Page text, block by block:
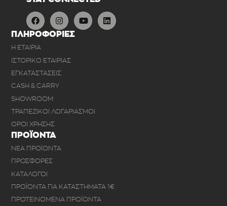
ΠΛΗΡΟΦΟΡΙΕΣ
Η ΕΤΑΙΡΙΑ
ΙΣΤΟΡΙΚΟ ΕΤΑΙΡΙΑΣ
ΕΓΚΑΤΑΣΤΑΣΕΙΣ
CASH & CARRY
SHOWROOM
ΤΡΑΠΕΖΙΚΟΙ ΛΟΓΑΡΙΑΣΜΟΙ
ΟΡΟΙ ΧΡΗΣΗΣ
ΠΡΟΪΟΝΤΑ
ΝΕΑ ΠΡΟΪΟΝΤΑ
ΠΡΟΣΦΟΡΕΣ
ΚΑΤΑΛΟΓΟΙ
ΠΡΟΪΟΝΤΑ ΓΙΑ ΚΑΤΑΣΤΗΜΑΤΑ 1€
ΠΡΟΤΕΙΝΟΜΕΝΑ ΠΡΟΪΟΝΤΑ